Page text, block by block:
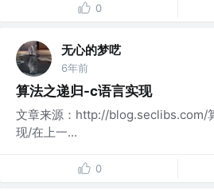
0
无心的梦呓
6年前
算法之递归-c语言实现
文章来源：http://blog.seclibs.com/
现/在上一...
0